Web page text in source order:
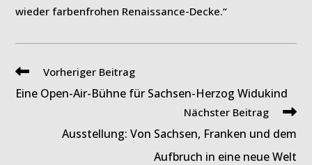
wieder farbenfrohen Renaissance-Decke.“
Weitere
ansehen
Vorheriger Beitrag
Eine Open-Air-Bühne für Sachsen-Herzog Widukind
Nächster Beitrag
Ausstellung: Von Sachsen, Franken und dem
Aufbruch in eine neue Welt